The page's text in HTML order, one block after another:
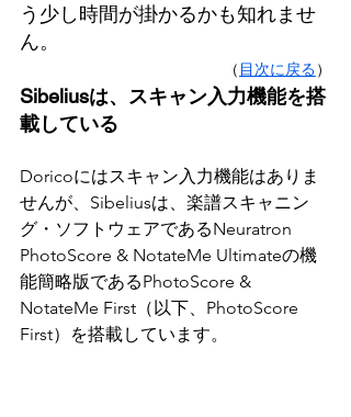
う少し時間が掛かるかも知れませ
ん。
（ 目次に戻る）
Sibeliusは、スキャン入力機能を搭
載している
Doricoにはスキャン入力機能はありま
せんが、Sibeliusは、楽譜スキャニン
グ・ソフトウェアであるNeuratron
PhotoScore & NotateMe Ultimateの機
能簡略版であるPhotoScore &
NotateMe First（以下、PhotoScore
First）を搭載しています。